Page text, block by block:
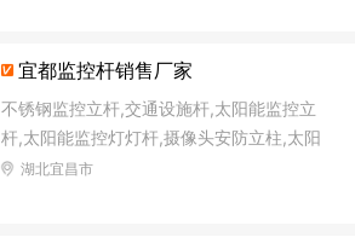
宜都监控杆销售厂家
不锈钢监控立杆,交通设施杆,太阳能监控立
杆,太阳能监控灯灯杆,摄像头安防立柱,太阳
能路灯杆,森林防火语音监控杆,交通信号杆
湖北宜昌市